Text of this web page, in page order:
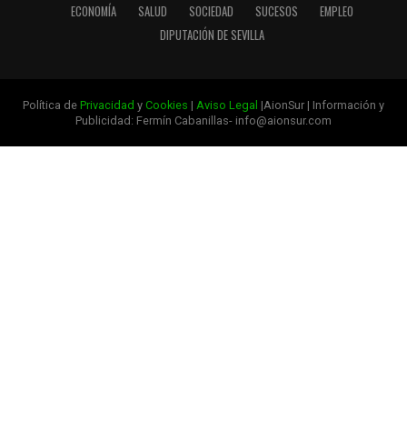
ECONOMÍA
SALUD SOCIEDAD SUCESOS
EMPLEO
DIPUTACIÓN DE SEVILLA
Política de Privacidad y Cookies | Aviso Legal |AionSur | Información y
Publicidad: Fermín Cabanillas- info@aionsur.com